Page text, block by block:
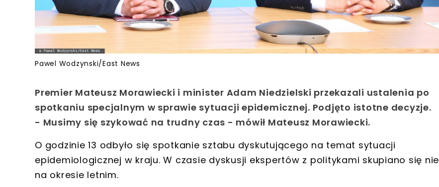
Pawel Wodzynski/East News
Premier Mateusz Morawiecki i minister Adam Niedzielski przekazali ustalenia po
spotkaniu specjalnym w sprawie sytuacji epidemicznej. Podjęto istotne decyzje.
- Musimy się szykować na trudny czas - mówił Mateusz Morawiecki.
O godzinie 13 odbyło się spotkanie sztabu dyskutującego na temat sytuacji
epidemiologicznej w kraju. W czasie dyskusji ekspertów z politykami skupiano się nie
na okresie letnim.